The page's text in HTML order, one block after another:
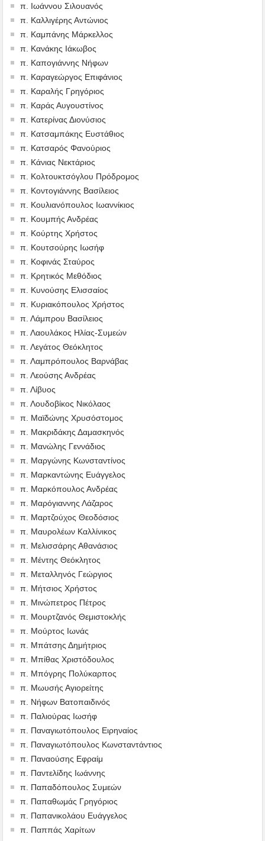
π. Ιωάννου Σιλουανός
π. Καλλιγέρης Αντώνιος
π. Καμπάνης Μάρκελλος
π. Κανάκης Ιάκωβος
π. Καπογιάννης Νήφων
π. Καραγεώργος Επιφάνιος
π. Καραλής Γρηγόριος
π. Καράς Αυγουστίνος
π. Κατερίνας Διονύσιος
π. Κατσαμπάκης Ευστάθιος
π. Κατσαρός Φανούριος
π. Κάνιας Νεκτάριος
π. Κολτουκτσόγλου Πρόδρομος
π. Κοντογιάννης Βασίλειος
π. Κουλιανόπουλος Ιωαννίκιος
π. Κουμπής Ανδρέας
π. Κούρτης Χρήστος
π. Κουτσούρης Ιωσήφ
π. Κοφινάς Σταύρος
π. Κρητικός Μεθόδιος
π. Κυνούσης Ελισσαίος
π. Κυριακόπουλος Χρήστος
π. Λάμπρου Βασίλειος
π. Λαουλάκος Ηλίας-Συμεών
π. Λεγάτος Θεόκλητος
π. Λαμπρόπουλος Βαρνάβας
π. Λεούσης Ανδρέας
π. Λίβυος
π. Λουδοβίκος Νικόλαος
π. Μαϊδώνης Χρυσόστομος
π. Μακριδάκης Δαμασκηνός
π. Μανώλης Γεννάδιος
π. Μαργώνης Κωνσταντίνος
π. Μαρκαντώνης Ευάγγελος
π. Μαρκόπουλος Ανδρέας
π. Μαρόγιαννης Λάζαρος
π. Μαρτζούχος Θεοδόσιος
π. Μαυρολέων Καλλίνικος
π. Μελισσάρης Αθανάσιος
π. Μέντης Θεόκλητος
π. Μεταλληνός Γεώργιος
π. Μήτσιος Χρήστος
π. Μινώπετρος Πέτρος
π. Μουρτζανός Θεμιστοκλής
π. Μούρτος Ιωνάς
π. Μπάτσης Δημήτριος
π. Μπίθας Χριστόδουλος
π. Μπόγρης Πολύκαρπος
π. Μωυσής Αγιορείτης
π. Νήφων Βατοπαιδινός
π. Παλιούρας Ιωσήφ
π. Παναγιωτόπουλος Ειρηναίος
π. Παναγιωτόπουλος Κωνσταντάντιος
π. Παναούσης Εφραίμ
π. Παντελίδης Ιωάννης
π. Παπαδόπουλος Συμεών
π. Παπαθωμάς Γρηγόριος
π. Παπανικολάου Ευάγγελος
π. Παππάς Χαρίτων